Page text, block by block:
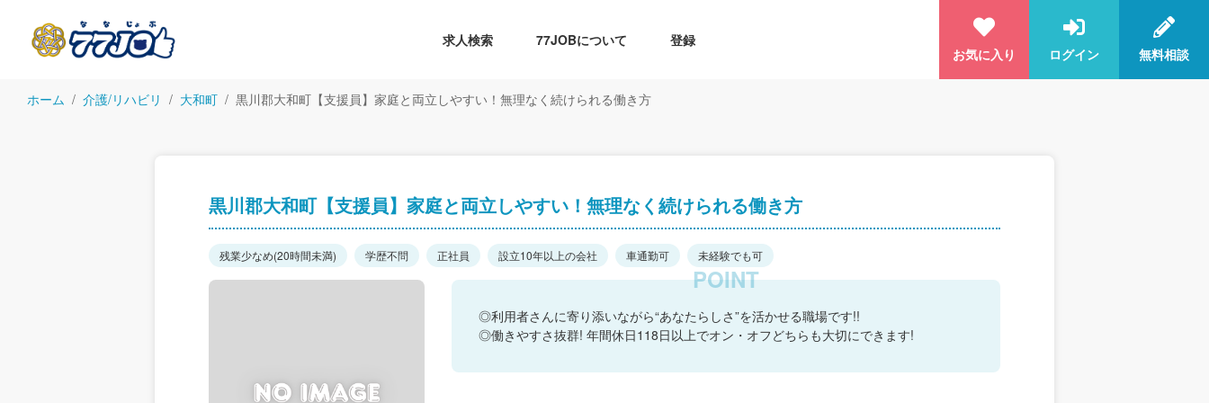
求人検索 77JOBについて
登録
お気に入り
ログイン 無料相談
ホーム 介護/リハビリ 大和町 黒川郡大和町【支援員】家庭と両立しやすい！無理なく続けられる働き方
黒川郡大和町【支援員】家庭と両立しやすい！無理なく続けられる働き方
残業少なめ(20時間未満) 学歴不問 正社員 設立10年以上の会社 車通勤可 未経験でも可
◎利用者さんに寄り添いながら“あなたらしさ”を活かせる職場です!!
◎働きやすさ抜群! 年間休日118日以上でオン・オフどちらも大切にできます!